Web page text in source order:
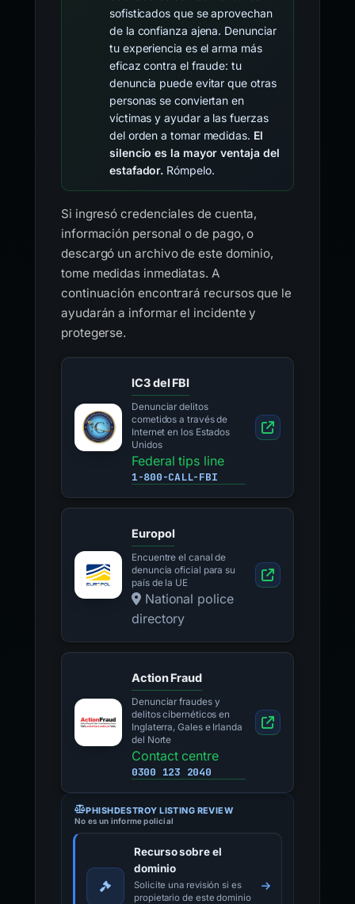
sofisticados que se aprovechan
de la confianza ajena. Denunciar
tu experiencia es el arma más
eficaz contra el fraude: tu
denuncia puede evitar que otras
personas se conviertan en
víctimas y ayudar a las fuerzas
del orden a tomar medidas. El
silencio es la mayor ventaja del
estafador. Rómpelo.
Si ingresó credenciales de cuenta,
información personal o de pago, o
descargó un archivo de este dominio,
tome medidas inmediatas. A
continuación encontrará recursos que le
ayudarán a informar el incidente y
protegerse.
IC3 del FBI
Denunciar delitos
cometidos a través de
Internet en los Estados
Unidos
Federal tips line
1-800-CALL-FBI
Europol
Encuentre el canal de
denuncia oficial para su
país de la UE
National police
directory
Action Fraud
Denunciar fraudes y
delitos cibernéticos en
Inglaterra, Gales e Irlanda
del Norte
Contact centre
0300 123 2040
PHISHDESTROY LISTING REVIEW
No es un informe policial
Recurso sobre el
dominio
Solicite una revisión si es
propietario de este dominio